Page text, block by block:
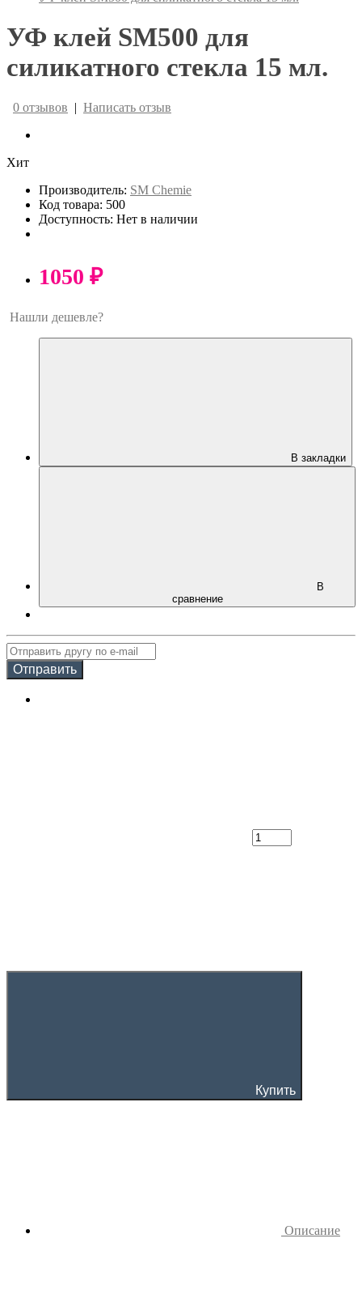
УФ клей SM500 для
силикатного стекла 15 мл.
0 отзывов | Написать отзыв
Хит
Производитель: SM Chemie
Код товара: 500
Доступность: Нет в наличии
1050 ₽
Нашли дешевле?
В закладки
В
сравнение
Отправить
Купить
Описание